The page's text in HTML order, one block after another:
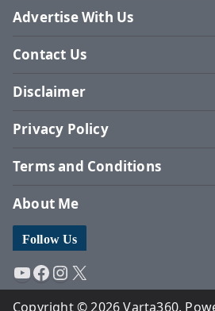
Advertise With Us
Contact Us
Disclaimer
Privacy Policy
Terms and Conditions
About Me
Follow Us
YouTube
Facebook
Instagram
X
Copyright © 2026 Varta360.